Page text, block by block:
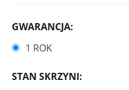
GWARANCJA:
1 ROK
STAN SKRZYNI: